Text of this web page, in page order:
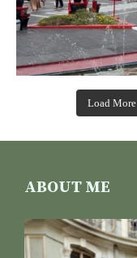
Load More
ABOUT ME